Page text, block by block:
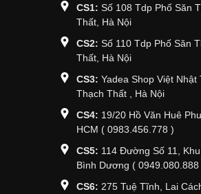
CS1: Số 108 Tdp Phố Săn
Thất, Hà Nội
CS2: Số 110 Tdp Phố Săn
Thất, Hà Nội
CS3: Yadea Shop Việt Nhật
Thạch Thất , Hà Nội
CS4: 19/20 Hồ Văn Huê
HCM ( 0983.456.778 )
CS5: 114 Đường Số 11,
Bình Dương ( 0949.080.888
CS6: 275 Tuệ Tĩnh, Lai